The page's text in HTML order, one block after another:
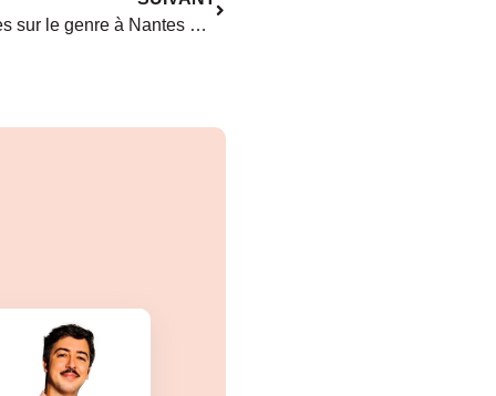
Une lettre dédiée aux recherches sur le genre à Nantes Université